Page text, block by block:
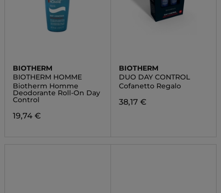
BIOTHERM
BIOTHERM HOMME
Biotherm Homme
Deodorante Roll-On Day
Control
19,74 €
BIOTHERM
DUO DAY CONTROL
Cofanetto Regalo
38,17 €